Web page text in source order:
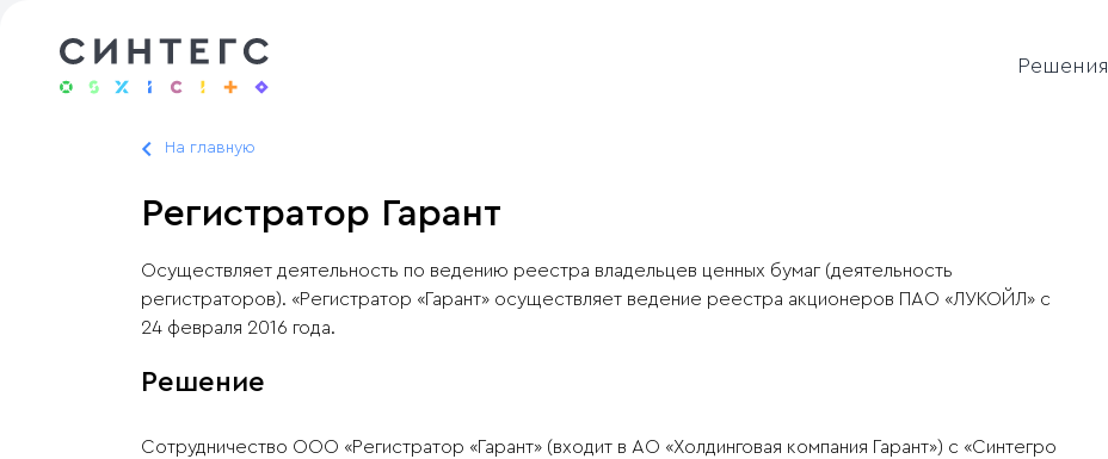
Решения
На главную
Регистратор Гарант
Осуществляет деятельность по ведению реестра владельцев ценных бумаг (деятельность
регистраторов). «Регистратор «Гарант» осуществляет ведение реестра акционеров ПАО «ЛУКОЙЛ» с
24 февраля 2016 года.
Решение
Сотрудничество ООО «Регистратор «Гарант» (входит в АО «Холдинговая компания Гарант») с «Синтегро